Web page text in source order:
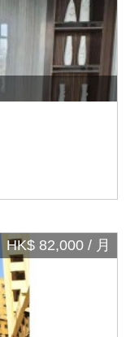
HK$ 82,000 / 月